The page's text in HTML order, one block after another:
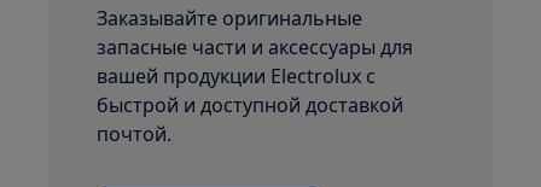
Заказывайте оригинальные
запасные части и аксессуары для
вашей продукции Electrolux с
быстрой и доступной доставкой
почтой.